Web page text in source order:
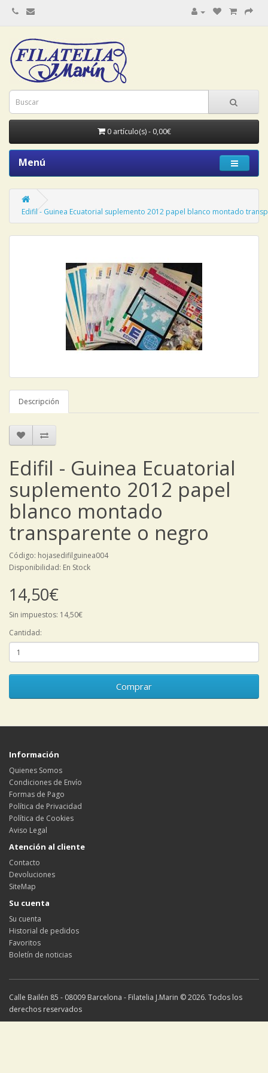
0 artículo(s) - 0,00€
Menú
Edifil - Guinea Ecuatorial suplemento 2012 papel blanco montado
Descripción
Edifil - Guinea Ecuatorial
suplemento 2012 papel
blanco montado
transparente o negro
Código: hojasedifilguinea004
Disponibilidad: En Stock
14,50€
Sin impuestos: 14,50€
Cantidad:
Comprar
Información
Quienes Somos
Condiciones de Envío
Formas de Pago
Política de Privacidad
Política de Cookies
Aviso Legal
Atención al cliente
Contacto
Devoluciones
SiteMap
Su cuenta
Su cuenta
Historial de pedidos
Favoritos
Boletín de noticias
Calle Bailén 85 - 08009 Barcelona - Filatelia J.Marin © 2026. Todos los
derechos reservados